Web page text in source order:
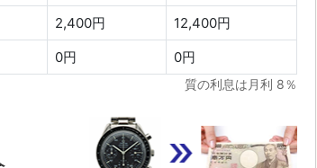
2,400円
12,400円
0円 0円
質の利息は月利 8％